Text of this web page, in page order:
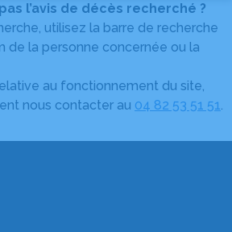
l’avis de décès recherché ?
utilisez la barre de recherche
de la personne concernée ou la
au fonctionnement du site,
nous contacter au 04 82 53 51 51.